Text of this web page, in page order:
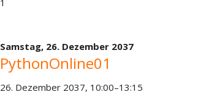
1
Samstag, 26. Dezember 2037
PythonOnline01
26. Dezember 2037, 10:00–13:15